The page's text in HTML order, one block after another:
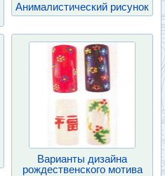
Анималистический рисунок
Варианты дизайна
рождественского мотива